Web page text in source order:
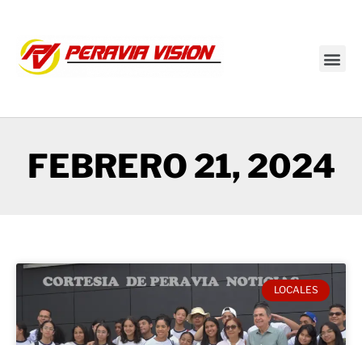
FEBRERO 21, 2024
LOCALES